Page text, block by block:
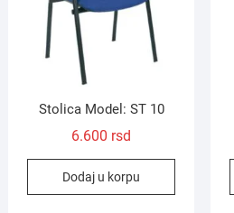
Stolica Model: ST 10
6.600 rsd
Dodaj u korpu